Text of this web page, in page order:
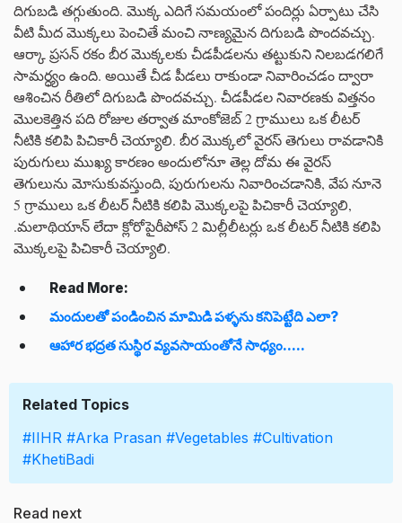
దిగుబడి తగ్గుతుంది. మొక్క ఎదిగే సమయంలో పందిర్లు ఏర్పాటు చేసి
వీటి మీద మొక్కలు పెంచితే మంచి నాణ్యమైన దిగుబడి పొందవచ్చు.
ఆర్కా ప్రసన్ రకం బీర మొక్కలకు చీడపీడలను తట్టుకుని నిలబడగలిగే
సామర్ధ్యం ఉంది. అయితే చీడ పీడలు రాకుండా నివారించడం ద్వారా
ఆశించిన రీతిలో దిగుబడి పొందవచ్చు. చీడపీడల నివారణకు విత్తనం
మొలకెత్తిన పది రోజుల తర్వాత మాంకోజెబ్ 2 గ్రాములు ఒక లీటర్
నీటికి కలిపి పిచికారీ చెయ్యాలి. బీర మొక్కలో వైరస్ తెగులు రావడానికి
పురుగులు ముఖ్య కారణం అందులోనూ తెల్ల దోమ ఈ వైరస్
తెగులును మోసుకువస్తుంది, పురుగులను నివారించడానికి, వేప నూనె
5 గ్రాములు ఒక లీటర్ నీటికి కలిపి మొక్కలపై పిచికారీ చెయ్యాలి,
.మలాథియాన్ లేదా క్లోరోపైరీపోస్ 2 మిల్లీలీటర్లు ఒక లీటర్ నీటికి కలిపి
మొక్కలపై పిచికారీ చెయ్యాలి.
Read More:
మందులతో పండించిన మామిడి పళ్ళను కనిపెట్టేది ఎలా?
ఆహార భద్రత సుస్థిర వ్యవసాయంతోనే సాధ్యం.....
Related Topics
#IIHR #Arka Prasan #Vegetables #Cultivation
#KhetiBadi
Read next